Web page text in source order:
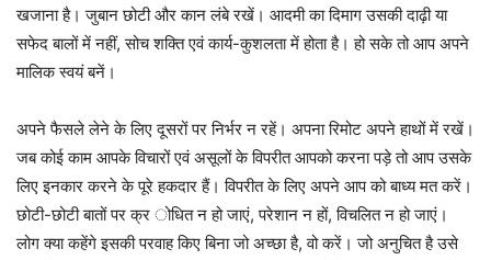
खजाना है। जुबान छोटी और कान लंबे रखें। आदमी का दिमाग उसकी दाढ़ी या
सफेद बालों में नहीं, सोच शक्ति एवं कार्य-कुशलता में होता है। हो सके तो आप अपने
मालिक स्वयं बनें।
अपने फैसले लेने के लिए दूसरों पर निर्भर न रहें। अपना रिमोट अपने हाथों में रखें।
जब कोई काम आपके विचारों एवं असूलों के विपरीत आपको करना पड़े तो आप उसके
लिए इनकार करने के पूरे हकदार हैं। विपरीत के लिए अपने आप को बाध्य मत करें।
छोटी-छोटी बातों पर क्र ोधित न हो जाएं, परेशान न हों, विचलित न हो जाएं।
लोग क्या कहेंगे इसकी परवाह किए बिना जो अच्छा है, वो करें। जो अनुचित है उसे